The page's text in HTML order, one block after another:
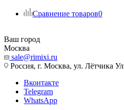
Сравнение товаров0
Ваш город
Москва
sale@rimixi.ru
Россия, г. Москва, ул. Лётчика
Вконтакте
Telegram
WhatsApp